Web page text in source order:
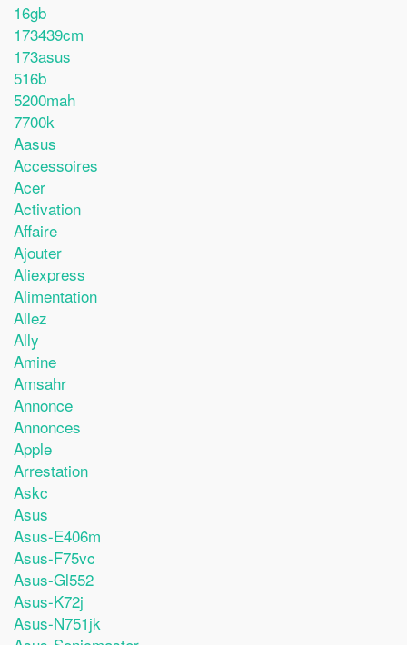
16gb
173439cm
173asus
516b
5200mah
7700k
Aasus
Accessoires
Acer
Activation
Affaire
Ajouter
Aliexpress
Alimentation
Allez
Ally
Amine
Amsahr
Annonce
Annonces
Apple
Arrestation
Askc
Asus
Asus-E406m
Asus-F75vc
Asus-Gl552
Asus-K72j
Asus-N751jk